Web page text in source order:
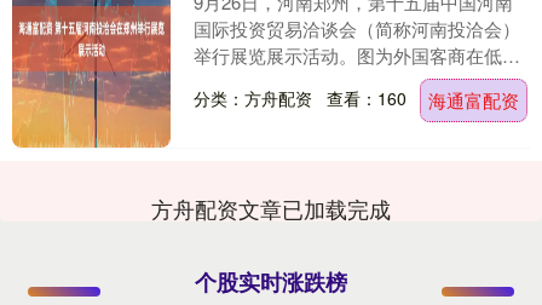
国际投资贸易洽谈会（简称河南投洽会）
举行展览展示活动。图为外国客商在低空
经济展区自拍。中新社记者 阚力 摄 第十
五届河南投....
分类：方舟配资 查看：160 海通富配资
方舟配资文章已加载完成
个股实时涨跌榜